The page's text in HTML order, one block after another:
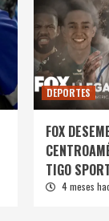
DEPORTES
FOX
TIGO
4 meses